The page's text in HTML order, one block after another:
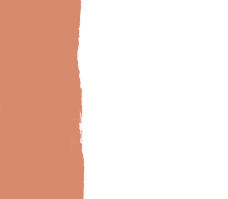
Bild-Brillux_0000_BX_WohnZi-Metall-Senti78-3